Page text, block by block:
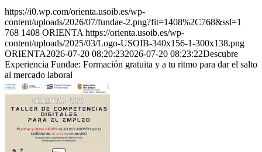
https://i0.wp.com/orienta.usoib.es/wp-
content/uploads/2026/07/fundae-2.png?fit=1408%2C768&ssl=1
768 1408 ORIENTA https://orienta.usoib.es/wp-
content/uploads/2025/03/Logo-USOIB-340x156-1-300x138.png
ORIENTA2026-07-20 08:20:232026-07-20 08:23:22Descubre
Experiencia Fundae: Formación gratuita y a tu ritmo para dar el salto
al mercado laboral